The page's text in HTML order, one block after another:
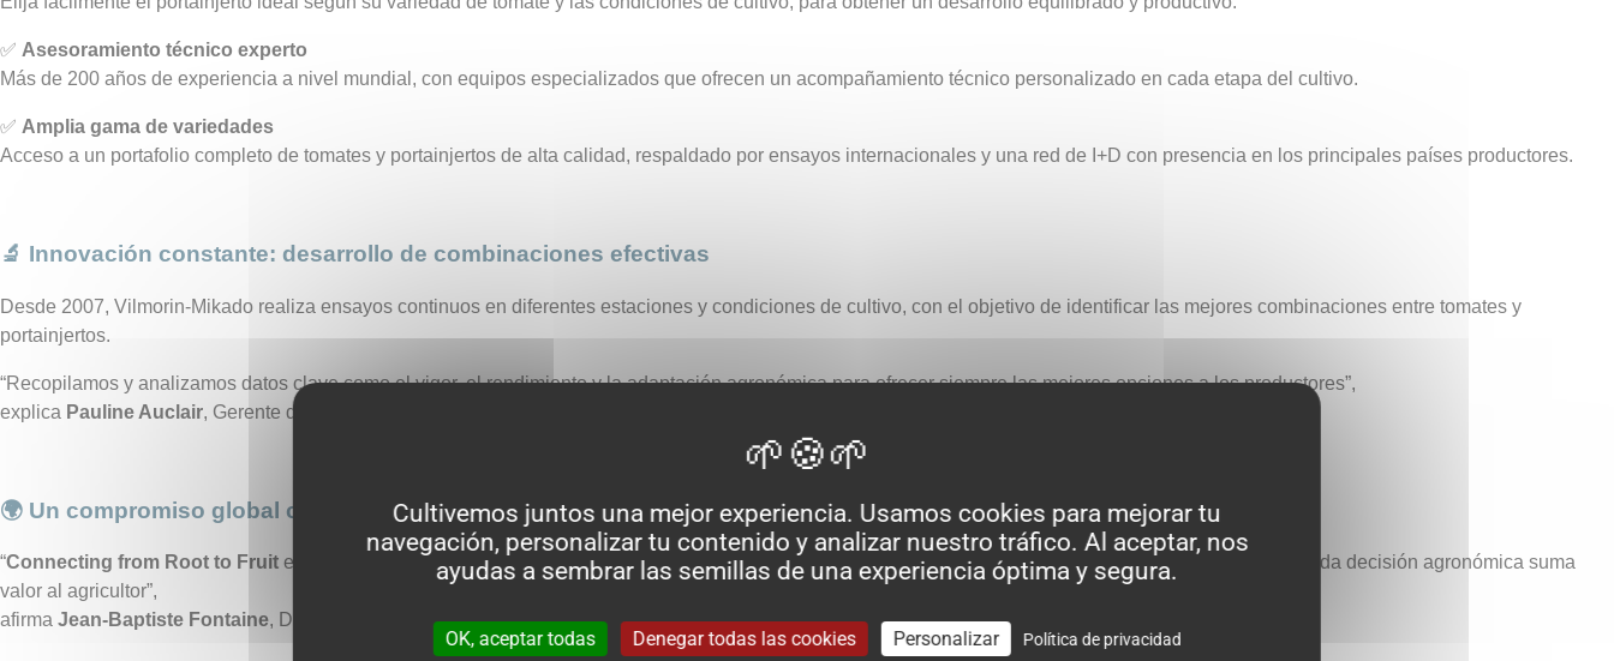
✅ Asesoramiento técnico experto
Más de 200 años de experiencia a nivel mundial, con equipos especializados que ofrecen un acompañamiento técnico personalizado en cada etapa del cultivo.
✅ Amplia gama de variedades
Acceso a un portafolio completo de tomates y portainjertos de alta calidad, respaldado por ensayos internacionales y una red de I+D con presencia en los principales países productores.
🔬 Innovación constante: desarrollo de combinaciones efectivas
Desde 2007, Vilmorin-Mikado realiza ensayos continuos en diferentes estaciones y condiciones de cultivo, con el objetivo de identificar las mejores combinaciones entre tomates y
portainjertos.
“Recopilamos y analizamos datos clave como el vigor, el rendimiento y la adaptación agronómica para ofrecer siempre las mejores opciones a los productores”,
explica Pauline Auclair, Gerente de Producto.
🌍 Un compromiso global con el éxito de los agricultores
“Connecting from Root to Fruit es mucho más que un lema. Es nuestro compromiso con un asesoramiento experto y un servicio de alta calidad, donde cada decisión agronómica suma
valor al agricultor”,
afirma Jean-Baptiste Fontaine, Director de Marketing Global.
Cultivemos juntos una mejor experiencia. Usamos cookies para mejorar tu
navegación, personalizar tu contenido y analizar nuestro tráfico. Al aceptar, nos
ayudas a sembrar las semillas de una experiencia óptima y segura.
OK, aceptar todas Denegar todas las cookies Personalizar Política de privacidad